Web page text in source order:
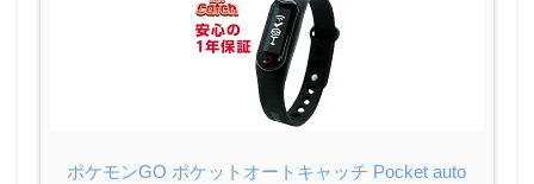
ポケモンGO ポケットオートキャッチ Pocket auto